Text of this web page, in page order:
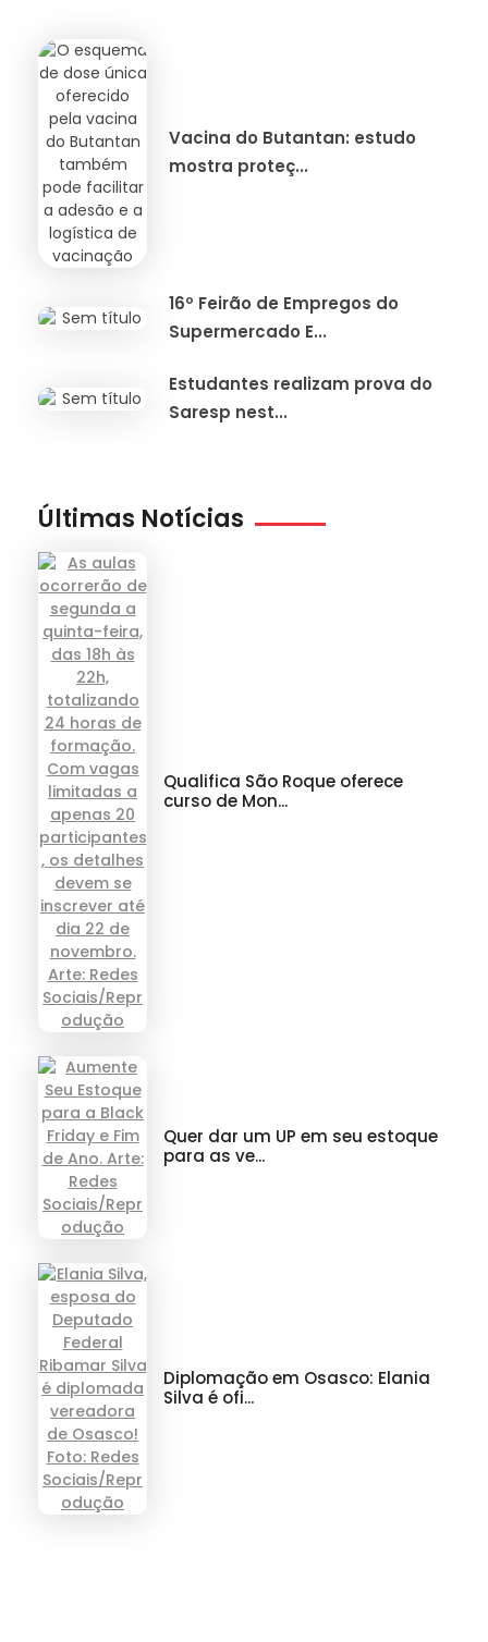
Vacina do Butantan: estudo
mostra proteç...
16º Feirão de Empregos do
Supermercado E...
Estudantes realizam prova do
Saresp nest...
Últimas Notícias
Qualifica São Roque oferece
curso de Mon...
Quer dar um UP em seu estoque
para as ve...
Diplomação em Osasco: Elania
Silva é ofi...